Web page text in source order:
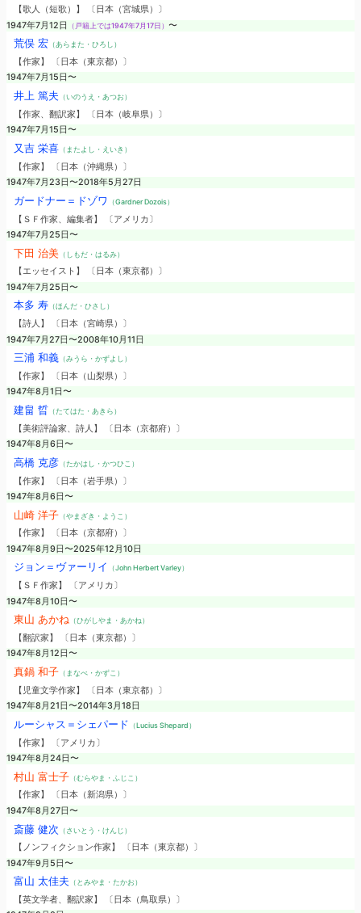
【歌人（短歌）】 〔日本（宮城県）〕
1947年7月12日
（戸籍上では1947年7月17日） 〜
荒俣 宏（あらまた・ひろし）
【作家】 〔日本（東京都）〕
1947年7月15日〜
井上 篤夫 （いのうえ・あつお）
【作家、翻訳家】 〔日本（岐阜県）〕
1947年7月15日〜
又吉 栄喜（またよし・えいき）
【作家】 〔日本（沖縄県）〕
1947年7月23日〜2018年5月27日
ガードナー＝ドゾワ （Gardner Dozois）
【ＳＦ作家、編集者】 〔アメリカ〕
1947年7月25日〜
下田 治美（しもだ・はるみ）
【エッセイスト】 〔日本（東京都）〕
1947年7月25日〜
本多 寿（ほんだ・ひさし）
【詩人】 〔日本（宮崎県）〕
1947年7月27日〜2008年10月11日
三浦 和義（みうら・かずよし）
【作家】 〔日本（山梨県）〕
1947年8月1日〜
建畠 晢 （たてはた・あきら）
【美術評論家、詩人】 〔日本（京都府）〕
1947年8月6日〜
高橋 克彦（たかはし・かつひこ）
【作家】 〔日本（岩手県）〕
1947年8月6日〜
山崎 洋子（やまざき・ようこ）
【作家】 〔日本（京都府）〕
1947年8月9日〜2025年12月10日
ジョン＝ヴァーリイ （John Herbert Varley）
【ＳＦ作家】 〔アメリカ〕
1947年8月10日〜
東山 あかね（ひがしやま・あかね）
【翻訳家】 〔日本（東京都）〕
1947年8月12日〜
真鍋 和子（まなべ・かずこ）
【児童文学作家】 〔日本（東京都）〕
1947年8月21日〜2014年3月18日
ルーシャス＝シェパード （Lucius Shepard）
【作家】 〔アメリカ〕
1947年8月24日〜
村山 富士子（むらやま・ふじこ）
【作家】 〔日本（新潟県）〕
1947年8月27日〜
斎藤 健次 （さいとう・けんじ）
【ノンフィクション作家】 〔日本（東京都）〕
1947年9月5日〜
富山 太佳夫 （とみやま・たかお）
【英文学者、翻訳家】 〔日本（鳥取県）〕